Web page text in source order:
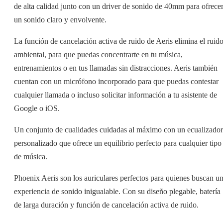
de alta calidad junto con un driver de sonido de 40mm para ofrecer
un sonido claro y envolvente.
La función de cancelación activa de ruido de Aeris elimina el ruido
ambiental, para que puedas concentrarte en tu música,
entrenamientos o en tus llamadas sin distracciones. Aeris también
cuentan con un micrófono incorporado para que puedas contestar
cualquier llamada o incluso solicitar información a tu asistente de
Google o iOS.
Un conjunto de cualidades cuidadas al máximo con un ecualizador
personalizado que ofrece un equilibrio perfecto para cualquier tipo
de música.
Phoenix Aeris son los auriculares perfectos para quienes buscan
experiencia de sonido inigualable. Con su diseño plegable, batería
de larga duración y función de cancelación activa de ruido.